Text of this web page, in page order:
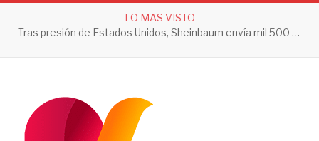
LO MAS VISTO
Tras presión de Estados Unidos, Sheinbaum envía mil 500 soldados a Michoacán